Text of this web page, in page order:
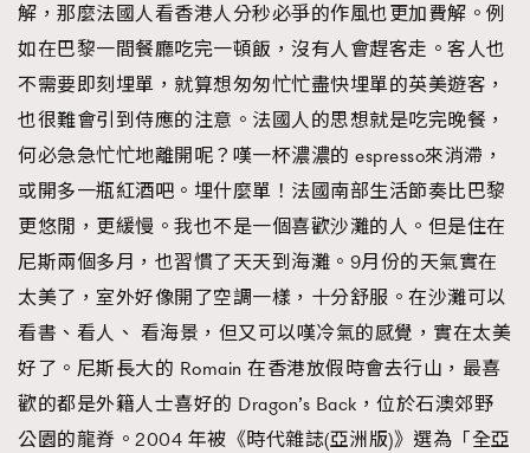
TRENDING
AFrenchMind
DressLikeAParisienne
EmpowerF
FashionWeek FigaroAesthetic
解，那麼法國人看香港人分秒必爭的作風也更加費解。例
如在巴黎一間餐廳吃完一頓飯，沒有人會趕客走。客人也
不需要即刻埋單，就算想匆匆忙忙盡快埋單的英美遊客，
也很難會引到侍應的注意。法國人的思想就是吃完晚餐，
何必急急忙忙地離開呢？嘆一杯濃濃的 espresso來消滯，
或開多一瓶紅酒吧。埋什麼單！法國南部生活節奏比巴黎
更悠閒，更緩慢。我也不是一個喜歡沙灘的人。但是住在
尼斯兩個多月，也習慣了天天到海灘。9月份的天氣實在
太美了，室外好像開了空調一樣，十分舒服。在沙灘可以
看書、看人、 看海景，但又可以嘆冷氣的感覺，實在太美
好了。尼斯長大的 Romain 在香港放假時會去行山，最喜
歡的都是外籍人士喜好的 Dragon’s Back，位於石澳郊野
公園的龍脊。2004 年被《時代雜誌(亞洲版)》選為「全亞